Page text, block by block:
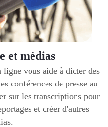
et médias
vous aide à dicter des
conférences de presse au
sur les transcriptions pour
et créer d'autres